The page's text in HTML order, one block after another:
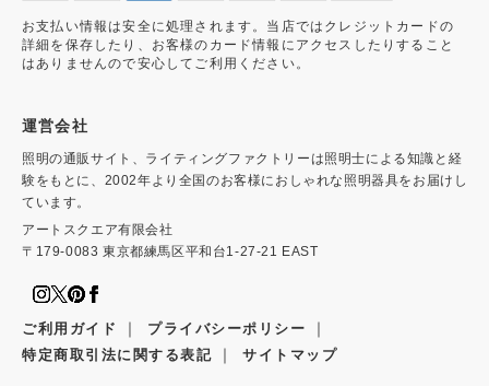
お支払い情報は安全に処理されます。当店ではクレジットカードの
詳細を保存したり、お客様のカード情報にアクセスしたりすること
はありませんので安心してご利用ください。
運営会社
照明の通販サイト、ライティングファクトリーは照明士による知識と経
験をもとに、2002年より全国のお客様におしゃれな照明器具をお届けし
ています。
アートスクエア有限会社
〒179-0083 東京都練馬区平和台1-27-21 EAST
ご利用ガイド ｜ プライバシーポリシー ｜
特定商取引法に関する表記 ｜ サイトマップ